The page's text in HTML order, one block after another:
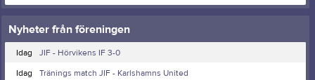
Nyheter från föreningen
Idag
JIF - Hörvikens IF 3-0
Idag
Tränings match JIF - Karlshamns United